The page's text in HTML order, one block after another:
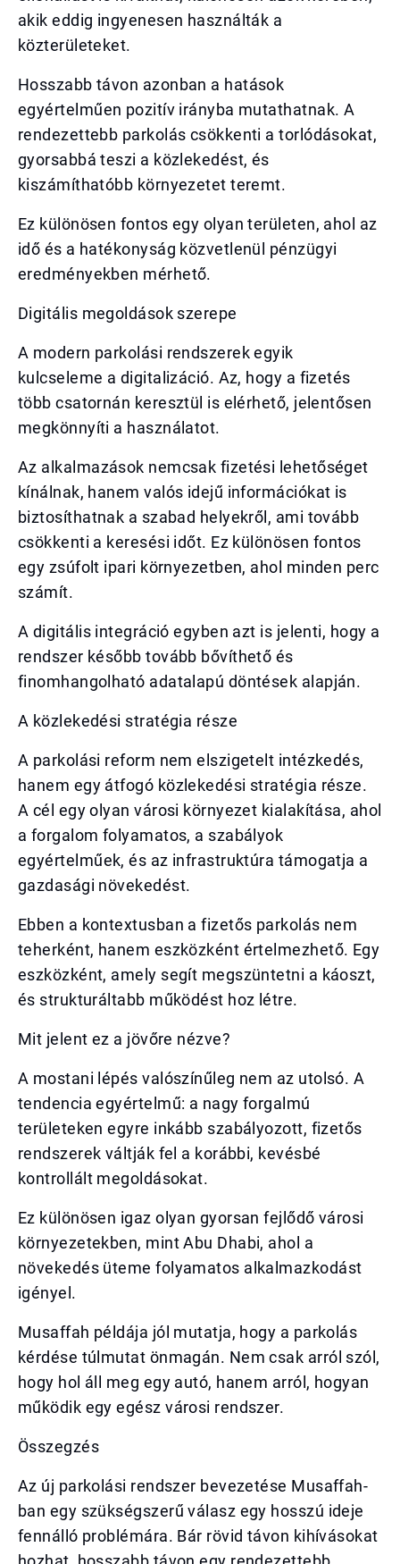
akik eddig ingyenesen használták a
közterületeket.
Hosszabb távon azonban a hatások
egyértelműen pozitív irányba mutathatnak. A
rendezettebb parkolás csökkenti a torlódásokat,
gyorsabbá teszi a közlekedést, és
kiszámíthatóbb környezetet teremt.
Ez különösen fontos egy olyan területen, ahol az
idő és a hatékonyság közvetlenül pénzügyi
eredményekben mérhető.
Digitális megoldások szerepe
A modern parkolási rendszerek egyik
kulcseleme a digitalizáció. Az, hogy a fizetés
több csatornán keresztül is elérhető, jelentősen
megkönnyíti a használatot.
Az alkalmazások nemcsak fizetési lehetőséget
kínálnak, hanem valós idejű információkat is
biztosíthatnak a szabad helyekről, ami tovább
csökkenti a keresési időt. Ez különösen fontos
egy zsúfolt ipari környezetben, ahol minden perc
számít.
A digitális integráció egyben azt is jelenti, hogy a
rendszer később tovább bővíthető és
finomhangolható adatalapú döntések alapján.
A közlekedési stratégia része
A parkolási reform nem elszigetelt intézkedés,
hanem egy átfogó közlekedési stratégia része.
A cél egy olyan városi környezet kialakítása, ahol
a forgalom folyamatos, a szabályok
egyértelműek, és az infrastruktúra támogatja a
gazdasági növekedést.
Ebben a kontextusban a fizetős parkolás nem
teherként, hanem eszközként értelmezhető. Egy
eszközként, amely segít megszüntetni a káoszt,
és strukturáltabb működést hoz létre.
Mit jelent ez a jövőre nézve?
A mostani lépés valószínűleg nem az utolsó. A
tendencia egyértelmű: a nagy forgalmú
területeken egyre inkább szabályozott, fizetős
rendszerek váltják fel a korábbi, kevésbé
kontrollált megoldásokat.
Ez különösen igaz olyan gyorsan fejlődő városi
környezetekben, mint Abu Dhabi, ahol a
növekedés üteme folyamatos alkalmazkodást
igényel.
Musaffah példája jól mutatja, hogy a parkolás
kérdése túlmutat önmagán. Nem csak arról szól,
hogy hol áll meg egy autó, hanem arról, hogyan
működik egy egész városi rendszer.
Összegzés
Az új parkolási rendszer bevezetése Musaffah-
ban egy szükségszerű válasz egy hosszú ideje
fennálló problémára. Bár rövid távon kihívásokat